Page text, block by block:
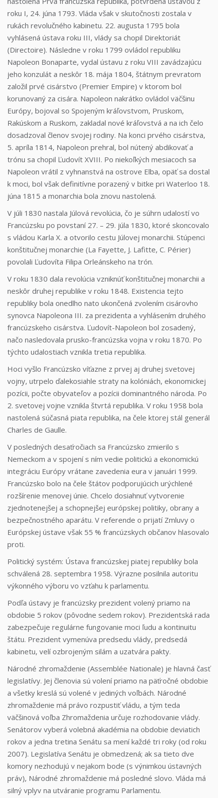
roku I, 24. júna 1793. Vláda však v skutočnosti zostala v
rukách revolučného kabinetu. 22. augusta 1795 bola
vyhlásená ústava roku III, vlády sa chopil Direktoriát
(Directoire). Následne v roku 1799 ovládol republiku
Napoleon Bonaparte, vydal ústavu z roku VIII zavádzajúcu
jeho konzulát a neskôr 18. mája 1804, štátnym prevratom
založil prvé cisárstvo (Premier Empire) v ktorom bol
korunovaný za cisára. Napoleon nakrátko ovládol väčšinu
Európy, bojoval so Spojeným kráľovstvom, Pruskom,
Rakúskom a Ruskom, zakladal nové kráľovstvá a na ich čelo
dosadzoval členov svojej rodiny. Na konci prvého cisárstva,
5. apríla 1814, Napoleon prehral, bol nútený abdikovať a
trónu sa chopil Ľudovít XVIII. Po niekoľkých mesiacoch sa
Napoleon vrátil z vyhnanstvá na ostrove Elba, opäť sa dostal
k moci, bol však definitívne porazený v bitke pri Waterloo 18.
júna 1815 a monarchia bola znovu nastolená.
V júli 1830 nastala Júlová revolúcia, čo je súhrn udalostí vo
Francúzsku po povstaní 27. – 29. júla 1830, ktoré skoncovalo
s vládou Karla X. a otvorilo cestu Júlovej monarchii. Stúpenci
konštitučnej monarchie (La Fayette, J. Lafitte, C. Périer)
povolali Ľudovíta Filipa Orleánskeho na trón.
V roku 1830 dala revolúcia vzniknúť konštitučnej monarchii a
neskôr druhej republike v roku 1848. Existencia tejto
republiky bola onedlho nato ukončená zvolením cisárovho
synovca Napoleona III. za prezidenta a vyhlásením druhého
francúzskeho cisárstva. Ľudovít-Napoleon bol zosadený,
načo nasledovala prusko-francúzska vojna v roku 1870. Po
týchto udalostiach vznikla tretia republika.
Hoci vyšlo Francúzsko víťazne z prvej aj druhej svetovej
vojny, utrpelo ďalekosiahle straty na kolóniách, ekonomickej
pozícii, počte obyvateľov a pozícii dominantného národa. Po
2. svetovej vojne vznikla štvrtá republika. V roku 1958 bola
nastolená súčasná piata republika, na čele ktorej stál generál
Charles de Gaulle.
V posledných desaťročiach sa Francúzsko zmierilo s
Nemeckom a v spojení s ním vedie politickú a ekonomickú
integráciu Európy vrátane zavedenia eura v januári 1999.
Francúzsko bolo na čele štátov podporujúcich urýchlené
rozšírenie menovej únie. Chcelo dosiahnuť vytvorenie
zjednotenejšej a schopnejšej európskej politiky, obrany a
bezpečnostného aparátu. V referende o prijatí Zmluvy o
Európskej ústave však 55 % francúzskych občanov hlasovalo
proti.
Politický systém: Ústava francúzskej piatej republiky bola
schválená 28. septembra 1958. Výrazne posilnila autoritu
výkonného výboru vo vzťahu k parlamentu.
Podľa ústavy je francúzsky prezident volený priamo na
obdobie 5 rokov (pôvodne sedem rokov). Prezidentská rada
zabezpečuje regulárne fungovanie moci ľudu a kontinuitu
štátu. Prezident vymenúva predsedu vlády, predsedá
kabinetu, velí ozbrojeným silám a uzatvára pakty.
Národné zhromaždenie (Assemblée Nationale) je hlavná časť
legislatívy. Jej členovia sú volení priamo na päťročné obdobie
a všetky kreslá sú volené v jediných voľbách. Národné
zhromaždenie má právo rozpustiť vládu, a tým teda
väčšinová voľba Zhromaždenia určuje rozhodovanie vlády.
Senátorov vyberá volebná akadémia na obdobie deviatich
rokov a jedna tretina Senátu sa mení každé tri roky (od roku
2007). Legislatíva Senátu je obmedzená; ak sa tieto dve
komory nezhodujú v nejakom bode (s výnimkou ústavných
práv), Národné zhromaždenie má posledné slovo. Vláda má
silný vplyv na utváranie programu Parlamentu.